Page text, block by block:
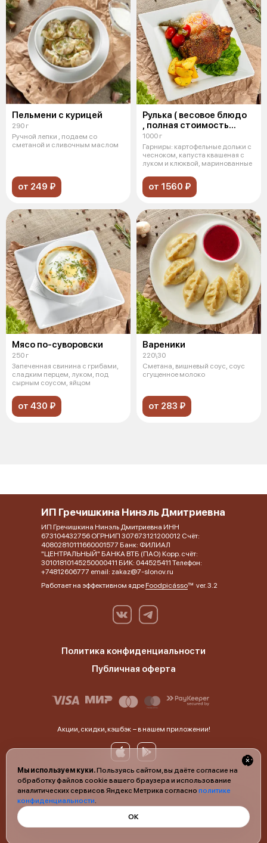
Пельмени с курицей
290 г
Ручной лепки , подаем со
сметаной и сливочным маслом
от 249 ₽
Рулька ( весовое блюдо
, полная стоимость
после приготовления )
1000 г
Гарниры: картофельные дольки с
чесноком, капуста квашеная с
луком и клюквой, маринованные
от 1560 ₽
Мясо по-суворовски
250 г
Запеченная свинина с грибами,
сладким перцем, луком, под
сырным соусом, яйцом
от 430 ₽
Вареники
220\30
Сметана, вишневый соус, соус
сгущенное молоко
от 283 ₽
Мы используем куки.Пользуясь сайтом, вы даёте согласие на
обработку файлов cookie вашего браузера и использование
аналитических сервисов Яндекс Метрика согласно политике
конфиденциальности.
ОК
ИП Гречишкина Нинэль Дмитриевна
ИП Гречишкина Нинэль Дмитриевна ИНН
673104432756 ОГРНИП 307673121200012 Счёт:
40802810111660001577 Банк: ФИЛИАЛ
"ЦЕНТРАЛЬНЫЙ" БАНКА ВТБ (ПАО) Корр. счёт:
30101810145250000411 БИК: 044525411 Телефон:
+74812606777 email: zakaz@7-slonov.ru
Работает на эффективном ядреFoodpicássover. 3.2
Политика конфиденциальности
Публичная оферта
Акции, скидки, кэшбэк − в нашем приложении!